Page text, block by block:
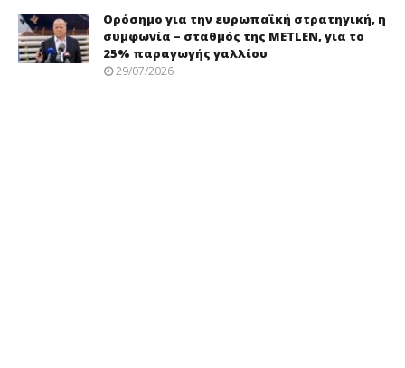
Ορόσημο για την ευρωπαϊκή στρατηγική, η
συμφωνία – σταθμός της METLEN, για το
25% παραγωγής γαλλίου
29/07/2026